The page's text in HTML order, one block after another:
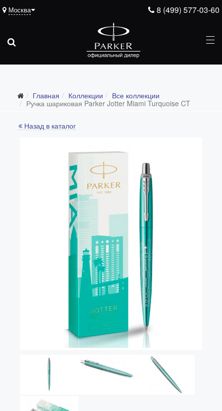
8 (499) 577-03-60
Москва
Главная Коллекции
Все коллекции
Ручка шариковая Parker Jotter Miami Turquoise CT
Назад в каталог
Все коллекции
Sonnet (от 13'000 р.)
Parker 51 (от 14'600 р.)
Urban (от 6'100 р.)
IM (от 4'200 р.)
Jotter (от 2'200 р.)
Vector (от 3'156 р.)